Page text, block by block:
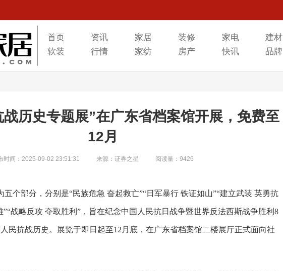
首页 资讯 家居 装修 家电 建材
软装
行情 家纺 房产 快讯 品牌
战历史专题展”在广东省档案馆开展，免费至
12月
时间：2025-09-02 23:51:31 来源：证券之星 阅读量：9426
五个部分，分别是“民族危急 奋起救亡”“日军暴行 铁证如山”“建立武装 英勇抗
”“战略反攻 夺取胜利”，旨在纪念中国人民抗日战争暨世界反法西斯战争胜利8
民抗战历史。展览于即日起至12月底，在广东省档案馆二楼展厅正式面向社